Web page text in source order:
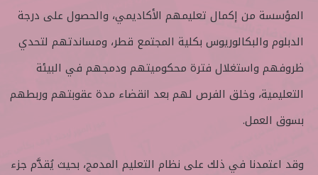
المؤسسة من إكمال تعليمهم الأكاديمي، والحصول على درجة
الدبلوم والبكالوريوس بكلية المجتمع قطر، ومساندتهم لتحدي
ظروفهم واستغلال فترة محكوميتهم ودمجهم في البيئة
التعليمية، وخلق الفرص لهم بعد انقضاء مدة عقوبتهم وربطهم
بسوق العمل.
وقد اعتمدنا في ذلك على نظام التعليم المدمج، بحيث يُقدَّم جزء